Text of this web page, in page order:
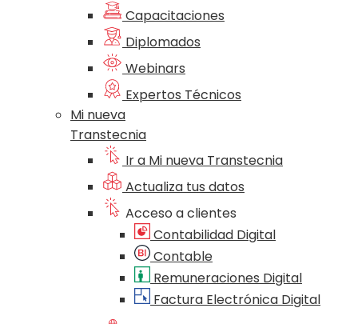
Capacitaciones
Diplomados
Webinars
Expertos Técnicos
Mi nueva
Transtecnia
Ir a Mi nueva Transtecnia
Actualiza tus datos
Acceso a clientes
Contabilidad Digital
Contable
Remuneraciones Digital
Factura Electrónica Digital